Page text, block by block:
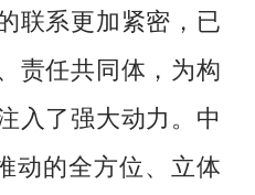
联系更加紧密，已
责任共同体，为构
入了强大动力。中
动的全方位、立体